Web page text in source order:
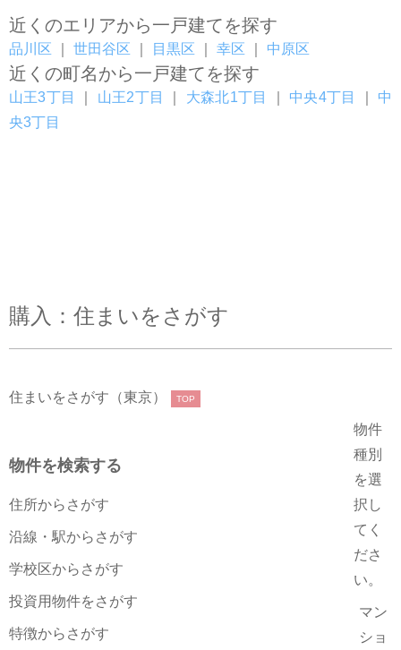
近くのエリアから一戸建てを探す
品川区 世田谷区 目黒区 幸区 中原区
近くの町名から一戸建てを探す
山王3丁目 山王2丁目 大森北1丁目 中央4丁目
中
央3丁目
購入：住まいをさがす
住まいをさがす（東京） TOP
物件を検索する
住所からさがす
沿線・駅からさがす
学校区からさがす
投資用物件をさがす
特徴からさがす
物件
種別
を選
択し
てく
ださ
い。
マン
ショ